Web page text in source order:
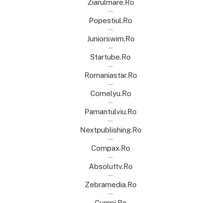
Ziarulmare.ro
Popestiul.ro
Juniorswim.ro
Startube.ro
Romaniastar.ro
Cornelyu.ro
Pamantulviu.ro
Nextpublishing.ro
Compax.ro
Absoluttv.ro
Zebramedia.ro